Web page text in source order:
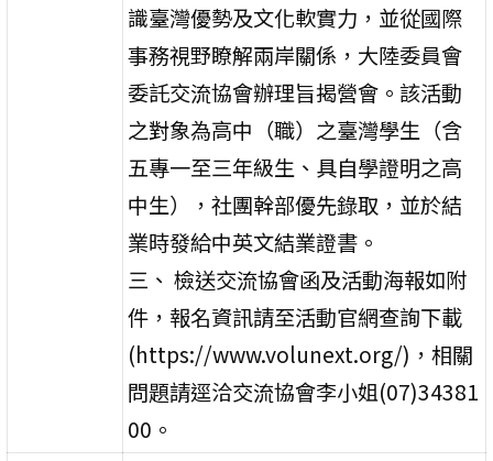
識臺灣優勢及文化軟實力，並從國際
事務視野瞭解兩岸關係，大陸委員會
委託交流協會辦理旨揭營會。該活動
之對象為高中（職）之臺灣學生（含
五專一至三年級生、具自學證明之高
中生），社團幹部優先錄取，並於結
業時發給中英文結業證書。
三、 檢送交流協會函及活動海報如附
件，報名資訊請至活動官網查詢下載
(https://www.volunext.org/)，相關
問題請逕洽交流協會李小姐(07)34381
00。